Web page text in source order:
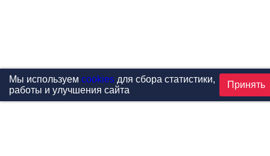
Мы используем cookiesдля сбора статистики,
работы и улучшения сайта
Принять